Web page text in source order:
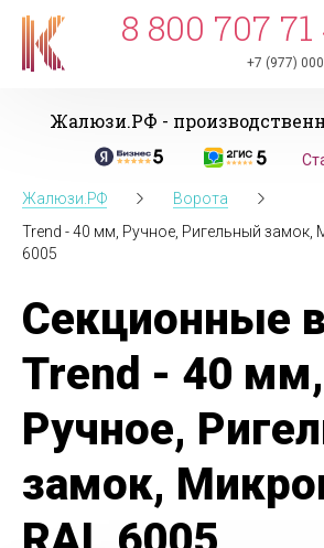
8 800 707 71
+7 (977)
Жалюзи.РФ -
Жалюзи.РФ
Ворота
Trend - 40 мм, Ручное, Ригельный замок,
6005
Секционные
Trend - 40 мм,
Ручное,
замок,